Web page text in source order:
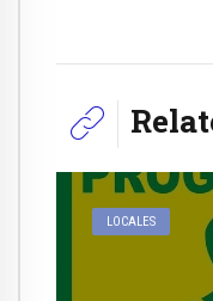
LOCALES